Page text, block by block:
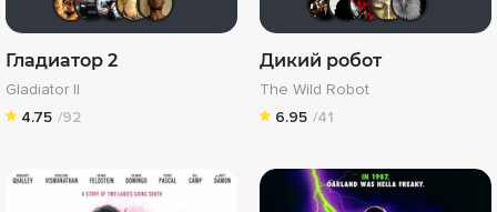
Гладиатор 2
Gladiator II
4.75 /92
Дикий робот
The Wild Robot
6.95 /41